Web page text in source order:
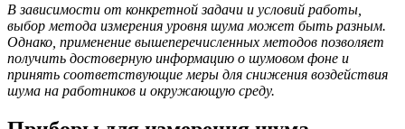
В зависимости от конкретной задачи и условий работы,
выбор метода измерения уровня шума может быть разным.
Однако, применение вышеперечисленных методов позволяет
получить достоверную информацию о шумовом фоне и
принять соответствующие меры для снижения воздействия
шума на работников и окружающую среду.